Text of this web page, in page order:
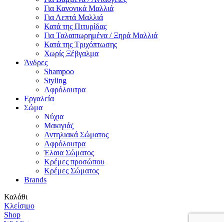
Για Κανονικά Μαλλιά
Για Λεπτά Μαλλιά
Κατά της Πιτυρίδας
Για Ταλαιπωρημένα / Ξηρά Μαλλιά
Κατά της Τριχόπτωσης
Χωρίς Ξέβγαλμα
Άνδρες
Shampoo
Styling
Αφρόλουτρα
Εργαλεία
Σώμα
Νύχια
Μακιγιάζ
Αντηλιακά Σώματος
Αφρόλουτρα
Έλαια Σώματος
Κρέμες προσώπου
Κρέμες Σώματος
Brands
Καλάθι
Κλείσιμο
Shop